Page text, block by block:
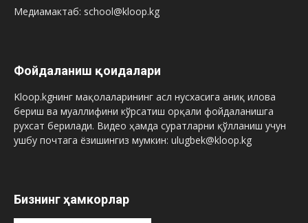
Медиамактаб: school@kloop.kg
Фойдаланиш қоидалари
Kloop.kgнинг мақолаларининг асл нусхасига аниқ илова
бериш ва муаллифини кўрсатиш орқали фойдаланишга
рухсат берилади. Видео ҳамда суратларни қўлланиш учун
ушбу почтага ёзишингиз мумкин: ulugbek@kloop.kg
Бизнинг ҳамкорлар